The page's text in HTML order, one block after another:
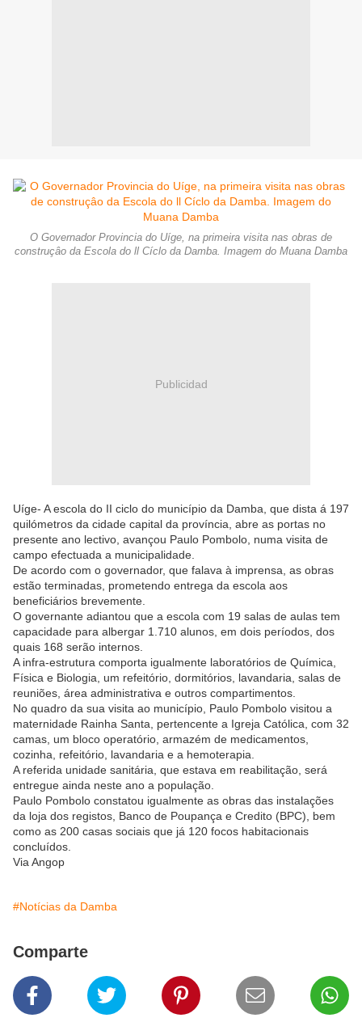
O Governador Provincia do Uíge, na primeira visita nas obras de
construçâo da Escola do ll Cíclo da Damba. Imagem do Muana Damba
Publicidad
Uíge- A escola do II ciclo do município da Damba, que dista á 197
quilómetros da cidade capital da província, abre as portas no
presente ano lectivo, avançou Paulo Pombolo, numa visita de
campo efectuada a municipalidade.
De acordo com o governador, que falava à imprensa, as obras
estão terminadas, prometendo entrega da escola aos
beneficiários brevemente.
O governante adiantou que a escola com 19 salas de aulas tem
capacidade para albergar 1.710 alunos, em dois períodos, dos
quais 168 serão internos.
A infra-estrutura comporta igualmente laboratórios de Química,
Física e Biologia, um refeitório, dormitórios, lavandaria, salas de
reuniões, área administrativa e outros compartimentos.
No quadro da sua visita ao município, Paulo Pombolo visitou a
maternidade Rainha Santa, pertencente a Igreja Católica, com 32
camas, um bloco operatório, armazém de medicamentos,
cozinha, refeitório, lavandaria e a hemoterapia.
A referida unidade sanitária, que estava em reabilitação, será
entregue ainda neste ano a população.
Paulo Pombolo constatou igualmente as obras das instalações
da loja dos registos, Banco de Poupança e Credito (BPC), bem
como as 200 casas sociais que já 120 focos habitacionais
concluídos.
Via Angop
#Notícias da Damba
Comparte